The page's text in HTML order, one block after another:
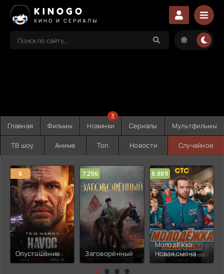
KINOGO
КИНО И СЕРИАЛЫ
Главная Фильмы Новинки
3
Сериалы Мультфильмы
ТВ шоу Аниме Топ Новости Случайное
6
Опустошение
7.296
Заговорённый
8.889
Молодёжка:
Новая смена